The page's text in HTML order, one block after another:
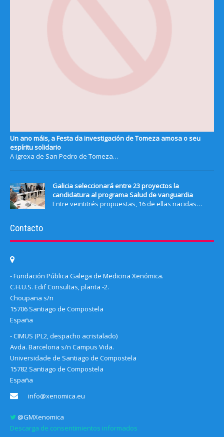
Un ano máis, a Festa da investigación de Tomeza amosa o seu
espíritu solidario
A igrexa de San Pedro de Tomeza…
Galicia seleccionará entre 23 proyectos la
candidatura al programa Salud de vanguardia
Entre veintitrés propuestas, 16 de ellas nacidas…
Contacto
- Fundación Pública Galega de Medicina Xenómica.
C.H.U.S. Edif Consultas, planta -2.
Choupana s/n
15706 Santiago de Compostela
España
- CIMUS (PL2, despacho acristalado)
Avda. Barcelona s/n Campus Vida.
Universidade de Santiago de Compostela
15782 Santiago de Compostela
España
info@xenomica.eu
@GMXenomica
Descarga de consentimientos informados